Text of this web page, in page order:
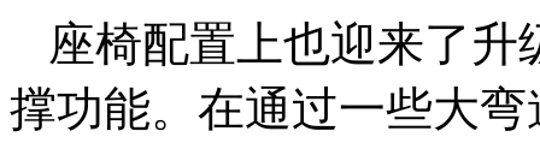
座椅配置上也迎来了
撑功能。在通过一些大